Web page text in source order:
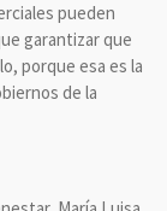
pueden
garantizar que
porque esa es la
de la